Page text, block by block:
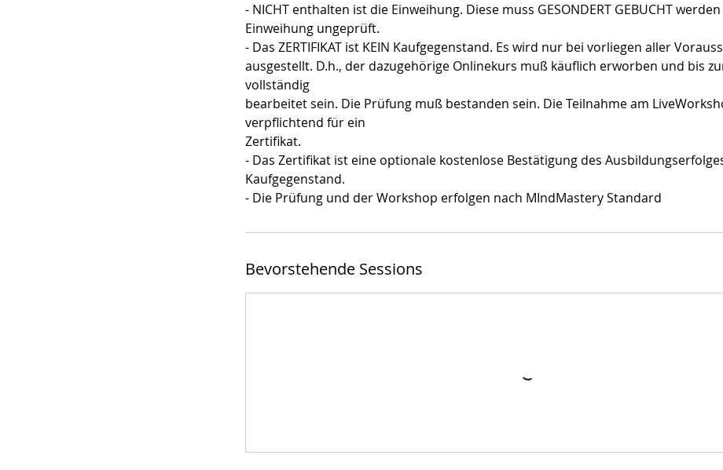
- NICHT enthalten ist die Einweihung. Diese muss GESONDERT GEBUCHT
Einweihung ungeprüft.
- Das ZERTIFIKAT ist KEIN Kaufgegenstand. Es wird nur bei vorliegen aller
ausgestellt. D.h., der dazugehörige Onlinekurs muß käuflich erworben und bis
vollständig
bearbeitet sein. Die Prüfung muß bestanden sein. Die Teilnahme am
verpflichtend für ein
Zertifikat.
- Das Zertifikat ist eine optionale kostenlose Bestätigung des
Kaufgegenstand.
- Die Prüfung und der Workshop erfolgen nach MIndMastery Standard
Bevorstehende Sessions